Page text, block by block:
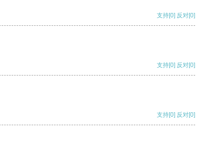
支持[0] 反对[0]
支持[0] 反对[0]
支持[0] 反对[0]